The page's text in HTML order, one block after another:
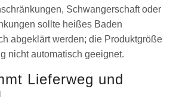
Schwangerschaft oder
sollte heißes Baden
abgeklärt werden; die Produktgröße
nicht automatisch geeignet.
Lieferweg und